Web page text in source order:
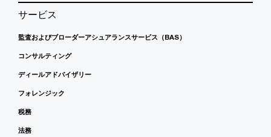
サービス
監査およびブローダーアシュアランスサービス（BAS）
コンサルティング
ディールアドバイザリー
フォレンジック
税務
法務